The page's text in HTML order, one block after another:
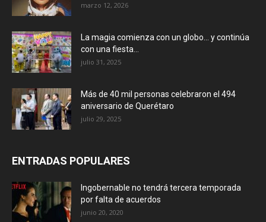
marzo 12, 2026
La magia comienza con un globo… y continúa
con una fiesta...
julio 31, 2025
Más de 40 mil personas celebraron el 494
aniversario de Querétaro
julio 29, 2025
ENTRADAS POPULARES
Ingobernable no tendrá tercera temporada
por falta de acuerdos
junio 20, 2020